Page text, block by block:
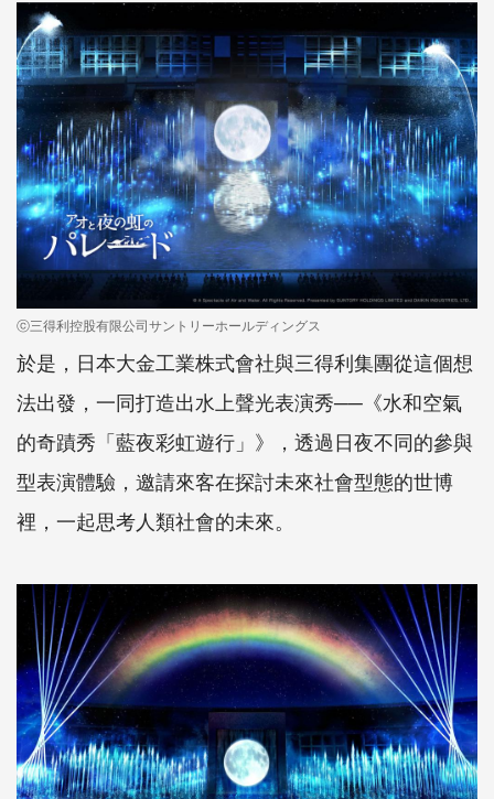
ⓒ三得利控股有限公司サントリーホールディングス
於是，日本大金工業株式會社與三得利集團從這個想
法出發，一同打造出水上聲光表演秀──《水和空氣
的奇蹟秀「藍夜彩虹遊行」》，透過日夜不同的參與
型表演體驗，邀請來客在探討未來社會型態的世博
裡，一起思考人類社會的未來。